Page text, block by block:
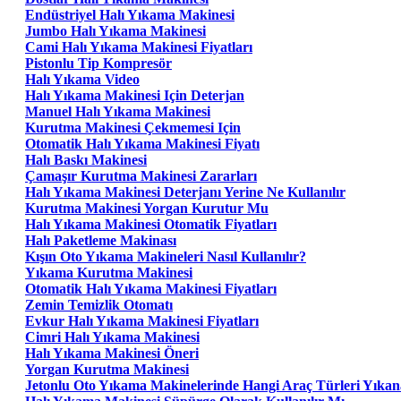
Endüstriyel Halı Yıkama Makinesi
Jumbo Halı Yıkama Makinesi
Cami Halı Yıkama Makinesi Fiyatları
Pistonlu Tip Kompresör
Halı Yıkama Video
Halı Yıkama Makinesi Için Deterjan
Manuel Halı Yıkama Makinesi
Kurutma Makinesi Çekmemesi Için
Otomatik Halı Yıkama Makinesi Fiyatı
Halı Baskı Makinesi
Çamaşır Kurutma Makinesi Zararları
Halı Yıkama Makinesi Deterjanı Yerine Ne Kullanılır
Kurutma Makinesi Yorgan Kurutur Mu
Halı Yıkama Makinesi Otomatik Fiyatları
Halı Paketleme Makinası
Kışın Oto Yıkama Makineleri Nasıl Kullanılır?
Yıkama Kurutma Makinesi
Otomatik Halı Yıkama Makinesi Fiyatları
Zemin Temizlik Otomatı
Evkur Halı Yıkama Makinesi Fiyatları
Cimri Halı Yıkama Makinesi
Halı Yıkama Makinesi Öneri
Yorgan Kurutma Makinesi
Jetonlu Oto Yıkama Makinelerinde Hangi Araç Türleri